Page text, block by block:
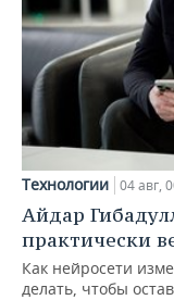
Технологии 04 авг,
Айдар
практически
Как нейросети
делать, чтобы